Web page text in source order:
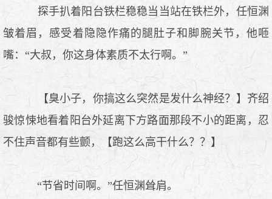
探手扒着阳台铁栏稳稳当当站在铁栏外，任恒渊
皱着眉，感受着隐隐作痛的腿肚子和脚腕关节，他咂
嘴：“大叔，你这身体素质不太行啊。”
【臭小子，你搞这么突然是发什么神经？】齐绍
骏惊悚地看着阳台外延离下方路面那段不小的距离，忍
不住声音都有些颤，【跑这么高干什么？？】
“节省时间啊。”任恒渊耸肩。